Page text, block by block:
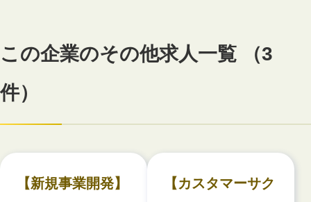
この企業のその他求人一覧 （3
件）
【新規事業開発】
【カスタマーサク